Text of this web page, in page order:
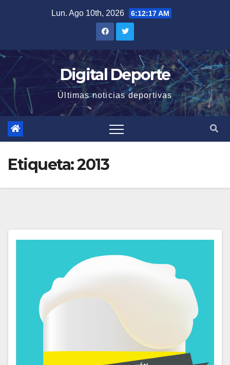
Lun. Ago 10th, 2026 6:12:18 AM
Digital Deporte
Últimas noticias deportivas
Etiqueta:2013